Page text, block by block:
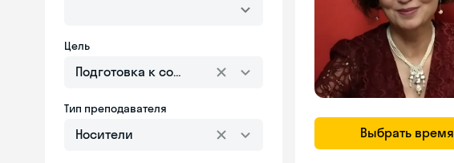
Цель
Подготовка к собеседованию
Тип преподавателя
Носители Выбрать время